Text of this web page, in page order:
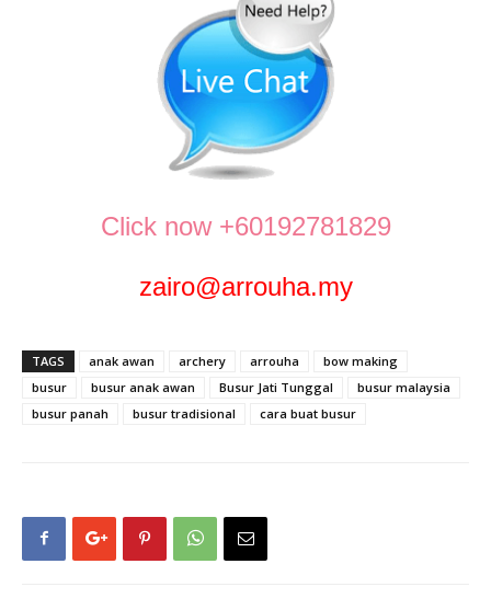
Click now +60192781829
zairo@arrouha.my
TAGS anak awan archery arrouha
bow making
busur
busur anak awan Busur Jati Tunggal
busur malaysia
busur panah
busur tradisional cara buat busur